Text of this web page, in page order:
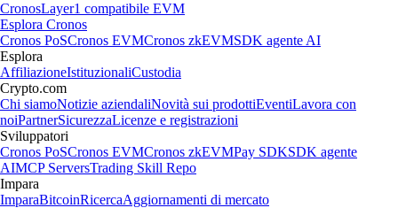
CronosLayer1 compatibile EVM
Esplora Cronos
Cronos PoSCronos EVMCronos zkEVMSDK agente AI
Esplora
AffiliazioneIstituzionaliCustodia
Crypto.com
Chi siamoNotizie aziendaliNovità sui prodottiEventiLavora con
noiPartnerSicurezzaLicenze e registrazioni
Sviluppatori
Cronos PoSCronos EVMCronos zkEVMPay SDKSDK agente
AIMCP ServersTrading Skill Repo
Impara
ImparaBitcoinRicercaAggiornamenti di mercato